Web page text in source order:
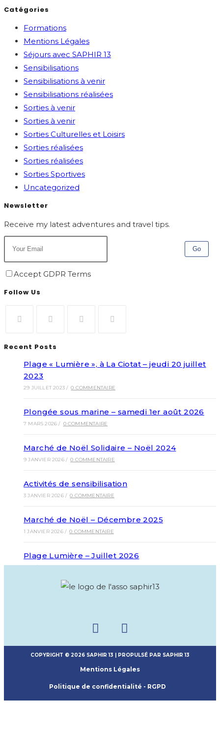
Catégories
Formations
Mentions Légales
Séjours avec SAPHIR 13
Sensibilisations
Sensibilisations à venir
Sensibilisations réalisées
Sorties à venir
Sorties à venir
Sorties Culturelles et Loisirs
Sorties réalisées
Sorties réalisées
Sorties Sportives
Uncategorized
Newsletter
Receive my latest adventures and travel tips.
Go
Accept GDPR Terms
Follow Us
Recent Posts
Plage « Lumière », à La Ciotat – jeudi 20 juillet
2023
29 JUILLET 2023 / 0 COMMENTAIRE
Plongée sous marine – samedi 1er août 2026
7 MARS 2026 / 0 COMMENTAIRE
Marché de Noël Solidaire – Noël 2024
9 JANVIER 2026 / 0 COMMENTAIRE
Activités de sensibilisation
3 JANVIER 2026 / 0 COMMENTAIRE
Marché de Noël – Décembre 2025
1 JANVIER 2026 / 0 COMMENTAIRE
Plage Lumière – Juillet 2026
27 DÉCEMBRE 2025 / 0 COMMENTAIRE
COPYRIGHT © 2026 SAPHIR 13 | PROPULSÉ PAR SAPHIR 13
Mentions Légales
Politique de confidentialité - RGPD